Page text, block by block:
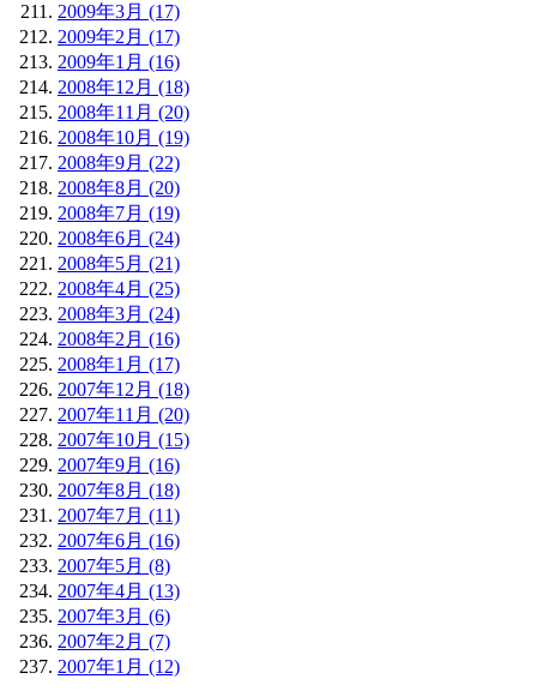
2009年3月 (17)
2009年2月 (17)
2009年1月 (16)
2008年12月 (18)
2008年11月 (20)
2008年10月 (19)
2008年9月 (22)
2008年8月 (20)
2008年7月 (19)
2008年6月 (24)
2008年5月 (21)
2008年4月 (25)
2008年3月 (24)
2008年2月 (16)
2008年1月 (17)
2007年12月 (18)
2007年11月 (20)
2007年10月 (15)
2007年9月 (16)
2007年8月 (18)
2007年7月 (11)
2007年6月 (16)
2007年5月 (8)
2007年4月 (13)
2007年3月 (6)
2007年2月 (7)
2007年1月 (12)